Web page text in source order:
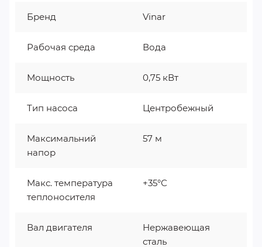
Бренд Vinar
Рабочая среда Вода
Мощность 0,75 кВт
Тип насоса Центробежный
Максимальний
напор
57 м
Макс. температура
теплоносителя
+35°С
Вал двигателя
Нержавеющая
сталь